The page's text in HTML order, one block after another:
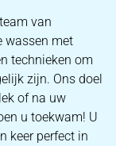
van
wassen met
technieken om
zijn. Ons doel
of na uw
u toekwam! U
keer perfect in